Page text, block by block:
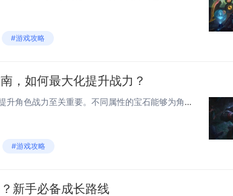
#游戏攻略
，如何最大化提升战力？
《光与夜之恋》的宝石选择对于提升角色战力至关重要。不同属性的宝石能够为角色提供额外的攻击力、防御力、生命值等增益效果。为了最大化战力，玩家应根据角色的定位和技能特点选择合适的宝石组合。攻击型角色适合镶嵌增加攻击力、暴击率或暴击伤害的宝石；辅...
#游戏攻略
新手必备成长路线